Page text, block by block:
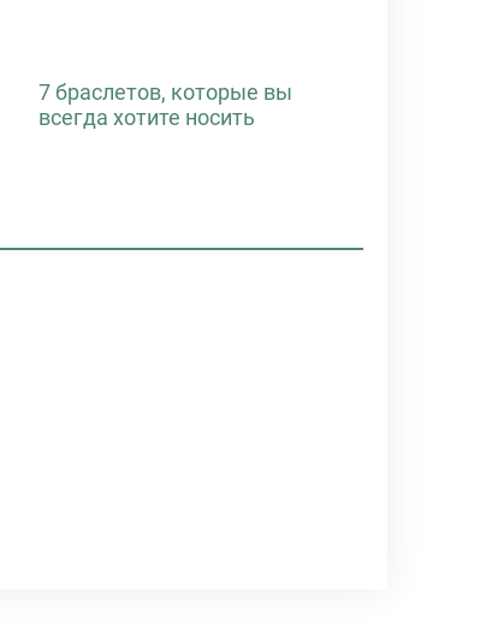
7 браслетов, которые вы
всегда хотите носить